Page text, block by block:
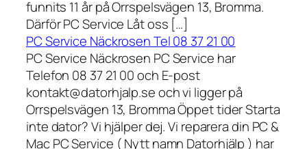
funnits 11 år på Orrspelsvägen 13, Bromma.
Därför PC Service Låt oss […]
PC Service Näckrosen Tel 08 37 21 00
PC Service Näckrosen PC Service har
Telefon 08 37 21 00 och E-post
kontakt@datorhjalp.se och vi ligger på
Orrspelsvägen 13, Bromma Öppet tider Starta
inte dator? Vi hjälper dej. Vi reparera din PC &
Mac PC Service ( Nytt namn Datorhjälp ) har